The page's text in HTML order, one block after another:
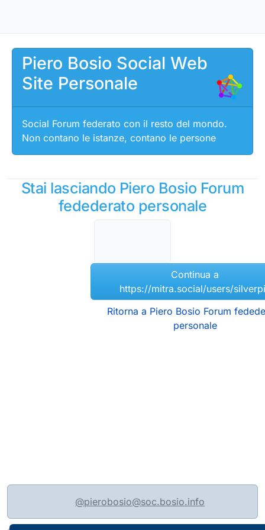
Piero Bosio Social Web
Site Personale
Social Forum federato con il resto del mondo.
Non contano le istanze, contano le persone
Stai lasciando Piero Bosio Forum
fedederato personale
Continua a
https://mitra.social/users/
Ritorna a Piero Bosio Forum
personale
@pierobosio@soc.bosio.info